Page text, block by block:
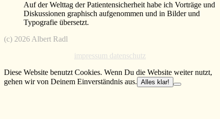
Auf der Welttag der Patientensicherheit habe ich Vorträge und
Diskussionen graphisch aufgenommen und in Bilder und
Typografie übersetzt.
(c) 2026 Albert Radl
impressum datenschutz
Diese Website benutzt Cookies. Wenn Du die Website weiter nutzt,
gehen wir von Deinem Einverständnis aus. Alles klar!